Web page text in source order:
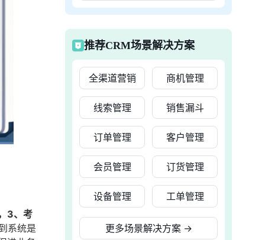
3、考
系统是
推荐CRM场景解决方案
全渠道营销 商机管理
线索管理 销售漏斗
订单管理 客户管理
会员管理 订货管理
设备管理 工单管理
更多场景解决方案 →